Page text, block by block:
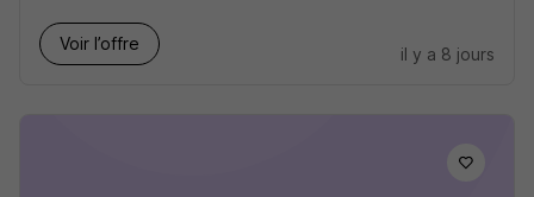
Voir l’offre
il y a 8 jours